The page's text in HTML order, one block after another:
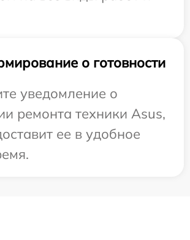
о готовности
уведомление о
ремонта техники Asus,
ее в удобное